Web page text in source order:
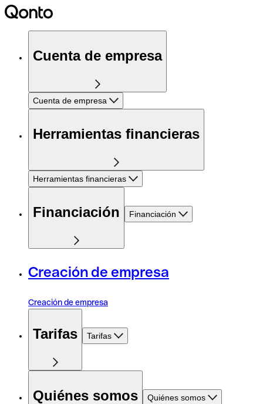
Cuenta de empresa
Cuenta de empresa
Herramientas financieras
Herramientas financieras
Financiación Financiación
Creación de empresa
Creación de empresa
Tarifas Tarifas
Quiénes somos Quiénes somos